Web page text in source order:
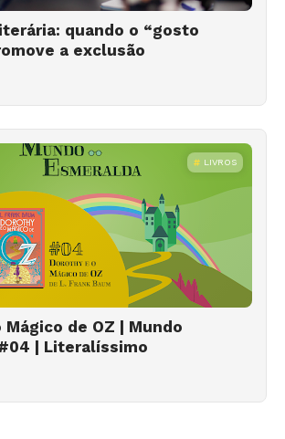
quando o “gosto
a exclusão
LIVROS
de OZ | Mundo
| Literalíssimo